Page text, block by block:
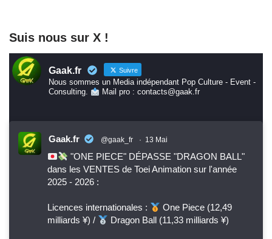
Suis nous sur X !
Gaak.fr Suivre
Nous sommes un Media indépendant Pop Culture - Event -
Consulting.
Mail pro : contacts@gaak.fr
Gaak.fr @gaak_fr · 13 Mai
"ONE PIECE" DÉPASSE "DRAGON BALL"
dans les VENTES de Toei Animation sur l'année
2025 - 2026 :
Licences internationales :
One Piece (12,49
milliards ¥) /
Dragon Ball (11,33 milliards ¥)